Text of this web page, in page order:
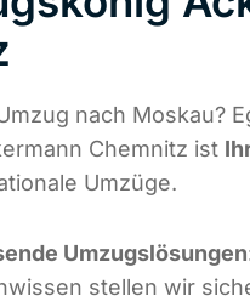
nach Moskau?
Chemnitz ist
Umzüge.
Umzugslösungen
stellen wir